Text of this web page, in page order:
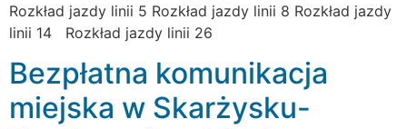
Rozkład jazdy linii 5 Rozkład jazdy linii 8 Rozkład jazdy
linii 14 Rozkład jazdy linii 26
Bezpłatna komunikacja
miejska w Skarżysku-